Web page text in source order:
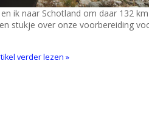
ik naar Schotland om daar 132
stukje over onze voorbereiding
verder lezen »